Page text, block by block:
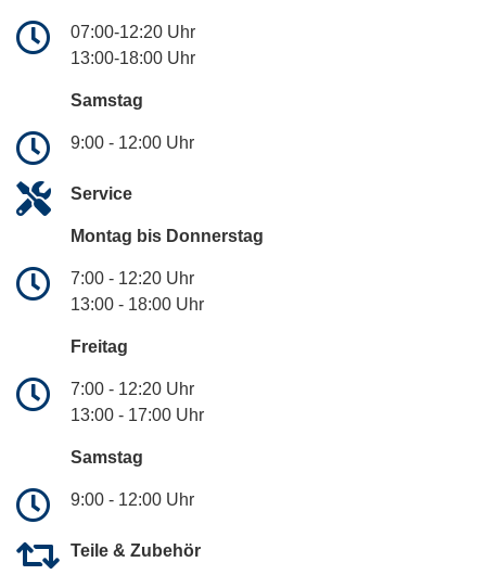
07:00-12:20 Uhr
13:00-18:00 Uhr
Samstag
9:00 - 12:00 Uhr
Service
Montag bis Donnerstag
7:00 - 12:20 Uhr
13:00 - 18:00 Uhr
Freitag
7:00 - 12:20 Uhr
13:00 - 17:00 Uhr
Samstag
9:00 - 12:00 Uhr
Teile & Zubehör